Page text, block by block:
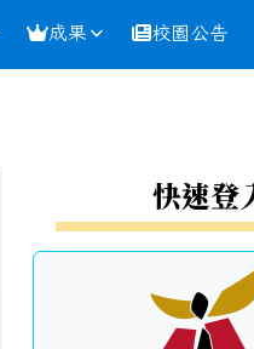
成果 校園公告
左邊區域內
快速登